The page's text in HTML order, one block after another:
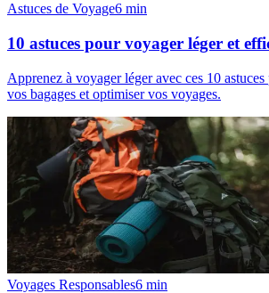
Astuces de Voyage6 min
10 astuces pour voyager léger et
Apprenez à voyager léger avec ces 10
vos bagages et optimiser vos voyages.
Voyages Responsables6 min